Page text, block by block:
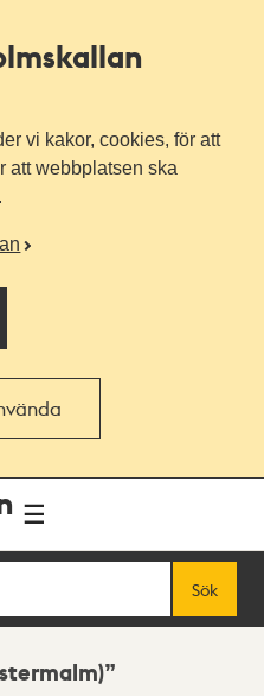
vi kakor, cookies, för att
att webbplatsen ska
Sök